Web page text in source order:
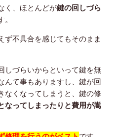
く、ほとんどが鍵の回しづら
ず不具合を感じてもそのまま
しづらいからといって鍵を無
んて事もありますし、鍵が回
なくなってしまうと、鍵の修
なってしまったりと費用が嵩